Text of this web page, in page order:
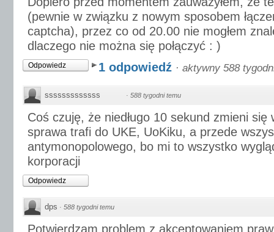
(pewnie w związku z nowym sposobem
captcha), przez co od 20.00 nie mogłem
dlaczego nie można się połączyć : )
Odpowiedz 1 odpowiedź · aktywny 588
sssssssssssss · 588 tygodni temu
Coś czuję, że niedługo 10 sekund zmieni się
sprawa trafi do UKE, UoKiku, a przede
antymonopolowego, bo mi to wszystko
korporacji
Odpowiedz
dps · 588 tygodni temu
Potwierdzam problem z akceptowaniem